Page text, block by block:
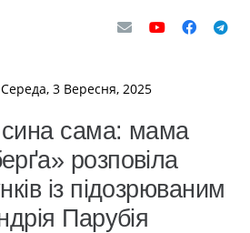
3 Вересня, 2025
сама: мама
розповіла
із підозрюваним
Парубія